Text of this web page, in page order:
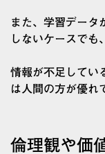
また、学習データ
しないケースでも
情報が不足してい
は人間の方が優れ
倫理観や価